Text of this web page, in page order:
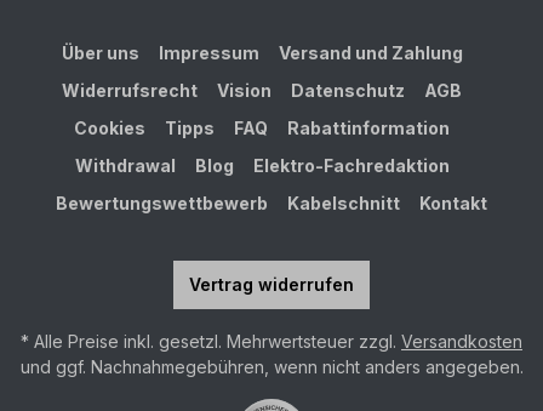
Über uns Impressum
Versand und Zahlung
Widerrufsrecht
Vision Datenschutz
AGB
Cookies
Tipps FAQ
Rabattinformation
Withdrawal
Blog
Elektro-Fachredaktion
Bewertungswettbewerb
Kabelschnitt Kontakt
Vertrag widerrufen
* Alle Preise inkl. gesetzl. Mehrwertsteuer zzgl. Versandkosten
und ggf. Nachnahmegebühren, wenn nicht anders angegeben.